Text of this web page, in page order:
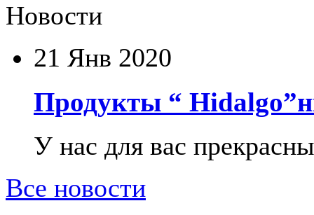
Новости
21 Янв 2020
Продукты “
У нас для вас
Все новости